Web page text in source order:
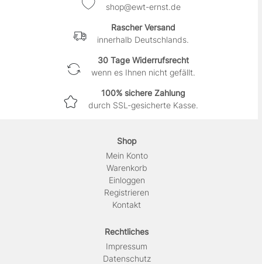
shop@ewt-ernst.de
Rascher Versand
innerhalb Deutschlands.
30 Tage Widerrufsrecht
wenn es Ihnen nicht gefällt.
100% sichere Zahlung
durch SSL-gesicherte Kasse.
Shop
Mein Konto
Warenkorb
Einloggen
Registrieren
Kontakt
Rechtliches
Impressum
Daten­schutz